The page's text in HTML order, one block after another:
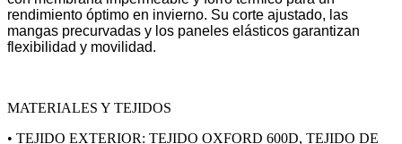
rendimiento óptimo en invierno. Su corte ajustado, las
mangas precurvadas y los paneles elásticos garantizan
flexibilidad y movilidad.
MATERIALES Y TEJIDOS
• TEJIDO EXTERIOR: TEJIDO OXFORD 600D, TEJIDO DE